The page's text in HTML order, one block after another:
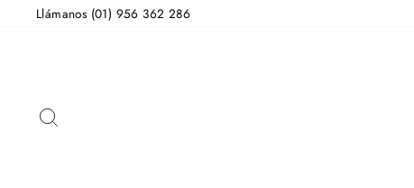
Llámanos (01) 956 362 286